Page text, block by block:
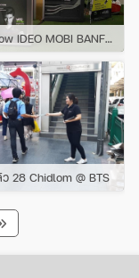
Road Show IDEO MOBI BANFSUE
28 Chidlom @ BTS